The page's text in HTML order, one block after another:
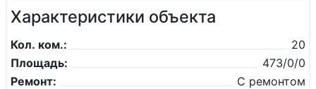
Характеристики объекта
Кол. ком.:
20
Площадь:
473/0/0
Ремонт:
С ремонтом